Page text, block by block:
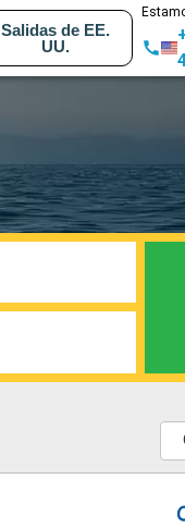
Salidas de EE.
UU.